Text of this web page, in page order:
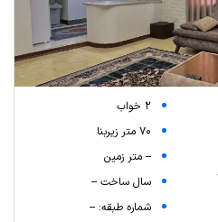
2 خواب
70 متر زیربنا
-- متر زمین
سال ساخت --
شماره طبقه: --